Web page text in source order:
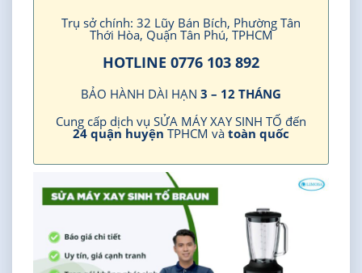
Trụ sở chính: 32 Lũy Bán Bích, Phường Tân
Thới Hòa, Quận Tân Phú, TPHCM
HOTLINE 0776 103 892
BẢO HÀNH DÀI HẠN 3 – 12 THÁNG
Cung cấp dịch vụ SỬA MÁY XAY SINH TỐ đến
24 quận huyện TPHCM và toàn quốc